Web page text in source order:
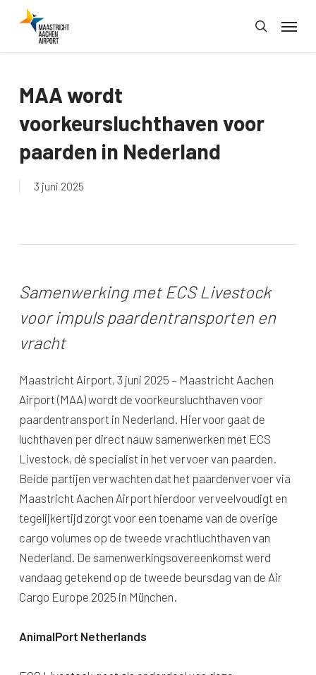
search
Menu
MAA wordt
voorkeursluchthaven voor
paarden in Nederland
3 juni 2025
Samenwerking met ECS Livestock
voor impuls paardentransporten en
vracht
Maastricht Airport, 3 juni 2025 – Maastricht Aachen
Airport (MAA) wordt de voorkeursluchthaven voor
paardentransport in Nederland. Hiervoor gaat de
luchthaven per direct nauw samenwerken met ECS
Livestock, dé specialist in het vervoer van paarden.
Beide partijen verwachten dat het paardenvervoer via
Maastricht Aachen Airport hierdoor verveelvoudigt en
tegelijkertijd zorgt voor een toename van de overige
cargo volumes op de tweede vrachtluchthaven van
Nederland. De samenwerkingsovereenkomst werd
vandaag getekend op de tweede beursdag van de Air
Cargo Europe 2025 in München.
AnimalPort Netherlands